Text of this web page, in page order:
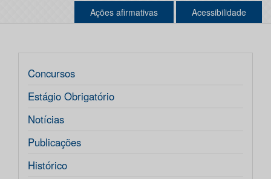
Ações afirmativas Acessibilidade
Concursos
Estágio Obrigatório
Notícias
Publicações
Histórico